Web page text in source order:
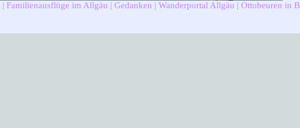
| Familienausflüge im Allgäu | Gedanken | Wanderportal Allgäu | Ottobeuren in